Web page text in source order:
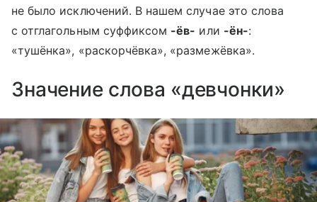
не было исключений. В нашем случае это слова
с отглагольным суффиксом -ёв- или -ён-:
«тушёнка», «раскорчёвка», «размежёвка».
Значение слова «девчонки»